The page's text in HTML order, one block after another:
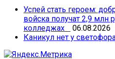
Успей стать героем:
войска получат 2,9 млн
колледжах
06.08.2026
Каникул нет у